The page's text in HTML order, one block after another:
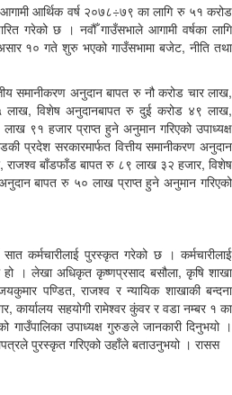
आगामी आर्थिक वर्ष २०७८÷७९ का लागि रु ५१ करोड
गरेको छ । नवौँ गाउँसभाले आगामी वर्षका लागि
१० गते शुरु भएको गाउँसभामा बजेट, नीति तथा
समानीकरण अनुदान बापत रु नौ करोड चार लाख,
विशेष अनुदानबापत रु दुई करोड ४९ लाख,
९१ हजार प्राप्त हुने अनुमान गरिएको उपाध्यक्ष
प्रदेश सरकारमार्फत वित्तीय समानीकरण अनुदान
बाँडफाँड बापत रु ८९ लाख ३२ हजार, विशेष
बापत रु ५० लाख प्राप्त हुने अनुमान गरिएको
सात कर्मचारीलाई पुरस्कृत गरेको छ । कर्मचारीलाई
। लेखा अधिकृत कृष्णप्रसाद बसौला, कृषि शाखा
पण्डित, राजश्व र न्यायिक शाखाकी बन्दना
कार्यालय सहयोगी रामेश्वर कुंवर र वडा नम्बर १ का
गाउँपालिका उपाध्यक्ष गुरुङले जानकारी दिनुभयो ।
पुरस्कृत गरिएको उहाँले बताउनुभयो । रासस